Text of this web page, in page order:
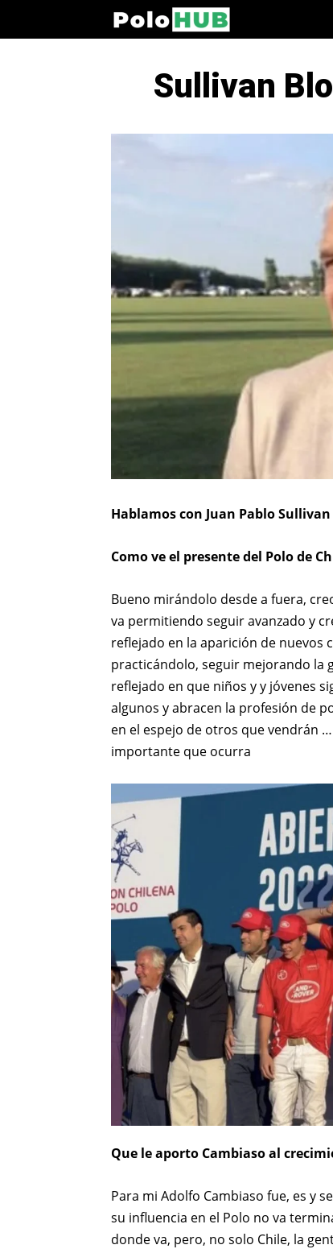
Sullivan
Hablamos con Juan Pablo
Como ve el presente del Polo de
Bueno mirándolo desde a fuera,
va permitiendo seguir avanzado y
reflejado en la aparición de nuevos
practicándolo, seguir mejorando la
reflejado en que niños y y jóvenes
algunos y abracen la profesión de
en el espejo de otros que vendrán
importante que ocurra
Que le aporto Cambiaso al
Para mi Adolfo Cambiaso fue, es y
su influencia en el Polo no va
donde va, pero, no solo Chile, la